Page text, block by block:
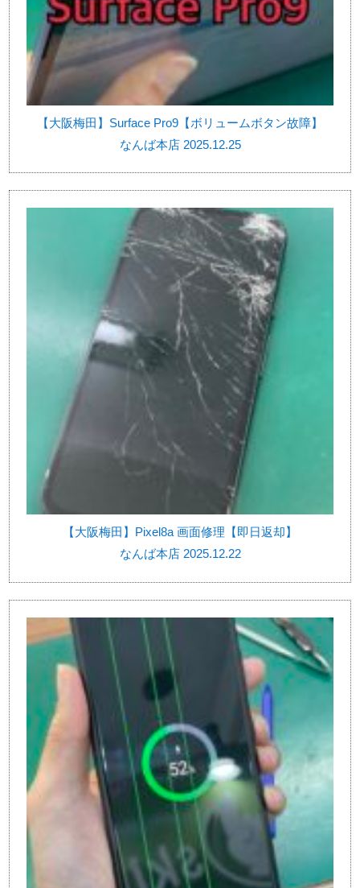
【大阪梅田】Surface Pro9【ボリュームボタン故障】
なんば本店 2025.12.25
【大阪梅田】Pixel8a 画面修理【即日返却】
なんば本店 2025.12.22